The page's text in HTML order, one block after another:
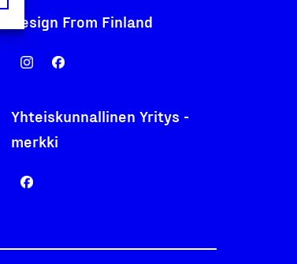
Design From Finland
Yhteiskunnallinen Yritys -
merkki